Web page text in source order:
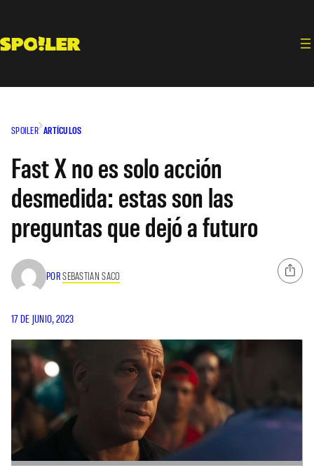
contenido
SPOILER ARTÍCULOS
Fast X no es solo acción
desmedida: estas son las
preguntas que dejó a futuro
PORSEBASTIAN SACO
17 DE JUNIO, 2023